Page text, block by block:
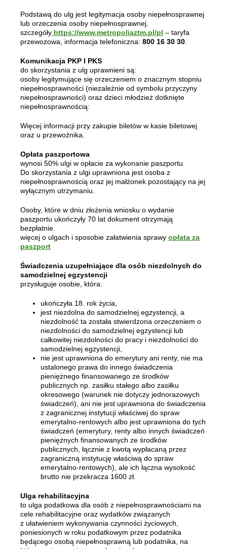
Podstawą do ulg jest legitymacja osoby niepełnosprawnej
lub orzeczenia osoby niepełnosprawnej.
szczegóły https://www.metropoliaztm.pl/pl – taryfa
przewozowa, informacja telefoniczna: 800 16 30 30
Komunikacja PKP I PKS
do skorzystania z ulg uprawnieni są:
osoby legitymujące się orzeczeniem o znacznym stopniu
niepełnosprawności (niezależnie od symbolu przyczyny
niepełnosprawności) oraz dzieci młodzież dotknięte
niepełnosprawnością:
Więcej informacji przy zakupie biletów w kasie biletowej
oraz u przewoźnika.
Opłata paszportowa
wynosi 50% ulgi w opłacie za wykonanie paszportu.
Do skorzystania z ulgi uprawniona jest osoba z
niepełnosprawnością oraz jej małżonek pozostający na jej
wyłącznym utrzymaniu.
Osoby, które w dniu złożenia wniosku o wydanie
paszportu ukończyły 70 lat dokument otrzymają
bezpłatnie.
więcej o ulgach i sposobie załatwienia sprawy opłata za
paszport
Świadczenia uzupełniające dla osób niezdolnych do
samodzielnej egzystencji
przysługuje osobie, która:
ukończyła 18. rok życia,
jest niezdolna do samodzielnej egzystencji, a
niezdolność ta została stwierdzona orzeczeniem o
niezdolności do samodzielnej egzystencji lub
całkowitej niezdolności do pracy i niezdolności do
samodzielnej egzystencji,
nie jest uprawniona do emerytury ani renty, nie ma
ustalonego prawa do innego świadczenia
pieniężnego finansowanego ze środków
publicznych np. zasiłku stałego albo zasiłku
okresowego (warunek nie dotyczy jednorazowych
świadczeń), ani nie jest uprawniona do świadczenia
z zagranicznej instytucji właściwej do spraw
emerytalno-rentowych albo jest uprawniona do tych
świadczeń (emerytury, renty albo innych świadczeń
pieniężnych finansowanych ze środków
publicznych, łącznie z kwotą wypłacaną przez
zagraniczną instytucję właściwą do spraw
emerytalno-rentowych), ale ich łączna wysokość
brutto nie przekracza 1600 zł.
Ulga rehabilitacyjna
to ulga podatkowa dla osób z niepełnosprawnościami na
cele rehabilitacyjne oraz wydatków związanych
z ułatwieniem wykonywania czynności życiowych,
poniesionych w roku podatkowym przez podatnika
będącego osobą niepełnosprawną lub podatnika, na